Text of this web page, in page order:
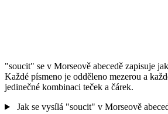
"soucit" se v Morseově abecedě zapisuje
Každé písmeno je odděleno mezerou a
jedinečné kombinaci teček a čárek.
Jak se vysílá "soucit" v Morseově